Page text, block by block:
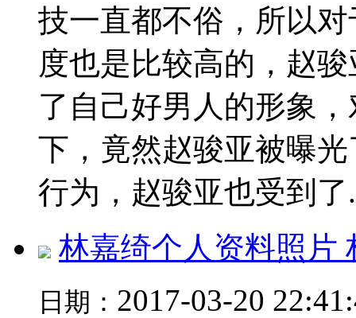
技一直都不俗，所以
度也是比较高的，赵
了自己好男人的形象
下，竟然赵骏亚被曝
行为，赵骏亚也受到了
林嘉绮个人资料照片
日期： 2017-03-20